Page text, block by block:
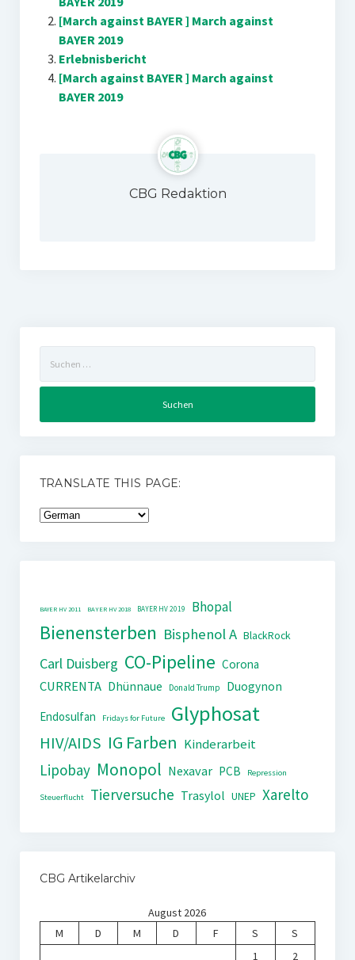
[March against BAYER ] March against
BAYER 2019
Erlebnisbericht
[March against BAYER ] March against
BAYER 2019
CBG Redaktion
nach:
TRANSLATE THIS PAGE:
BAYER HV 2011 BAYER HV 2018 BAYER HV 2019 Bhopal
Bienensterben Bisphenol A BlackRock
Carl Duisberg CO-Pipeline Corona
CURRENTA Dhünnaue Donald Trump
Duogynon
Endosulfan
Fridays for Future Glyphosat
HIV/AIDS IG Farben Kinderarbeit
Lipobay Monopol Nexavar PCB Repression
Steuerflucht Tierversuche Trasylol UNEP Xarelto
CBG Artikelarchiv
August 2026
M
D M D F S
S
1
2